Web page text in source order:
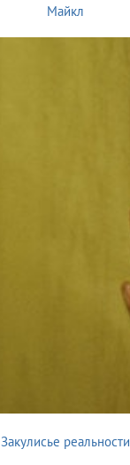
Майкл
Закулисье реальности